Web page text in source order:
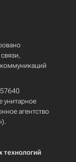
унитарное
агентство